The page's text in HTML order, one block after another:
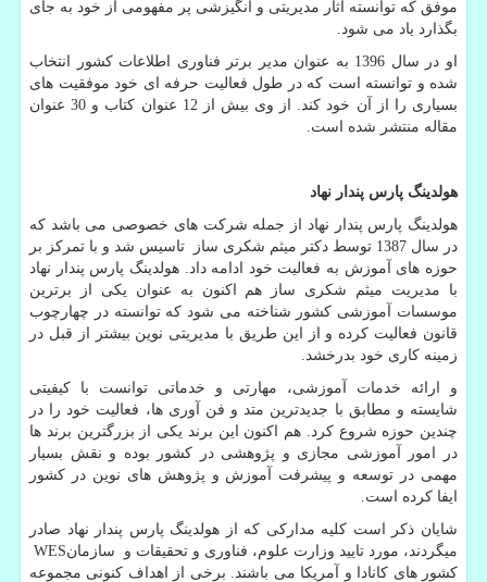
موفق که توانسته آثار مدیریتی و انگیزشی پر مفهومی از خود به جای
بگذارد یاد می شود.
او در سال 1396 به عنوان مدیر برتر فناوری اطلاعات کشور انتخاب
شده و توانسته است که در طول فعالیت حرفه ای خود موفقیت های
بسیاری را از آن خود کند. از وی بیش از 12 عنوان کتاب و 30 عنوان
مقاله منتشر شده است.
هولدینگ پارس پندار نهاد
هولدینگ پارس پندار نهاد از جمله شرکت های خصوصی می باشد که
در سال 1387 توسط دکتر میثم شکری ساز تاسیس شد و با تمرکز بر
حوزه های آموزش به فعالیت خود ادامه داد. هولدینگ پارس پندار نهاد
با مدیریت میثم شکری ساز هم اکنون به عنوان یکی از برترین
موسسات آموزشی کشور شناخته می شود که توانسته در چهارچوب
قانون فعالیت کرده و از این طریق با مدیریتی نوین بیشتر از قبل در
زمینه کاری خود بدرخشد.
و ارائه خدمات آموزشی، مهارتی و خدماتی توانست با کیفیتی
شایسته و مطابق با جدیدترین متد و فن آوری ها، فعالیت خود را در
چندین حوزه شروع کرد. هم اکنون این برند یکی از بزرگترین برند ها
در امور آموزشی مجازی و پژوهشی در کشور بوده و نقش بسیار
مهمی در توسعه و پیشرفت آموزش و پژوهش های نوین در کشور
ایفا کرده است.
شایان ذکر است کلیه مدارکی که از هولدینگ پارس پندار نهاد صادر
میگردند، مورد تایید وزارت علوم، فناوری و تحقیقات و سازمانWES
کشور های کانادا و آمریکا می باشند. برخی از اهداف کنونی مجموعه